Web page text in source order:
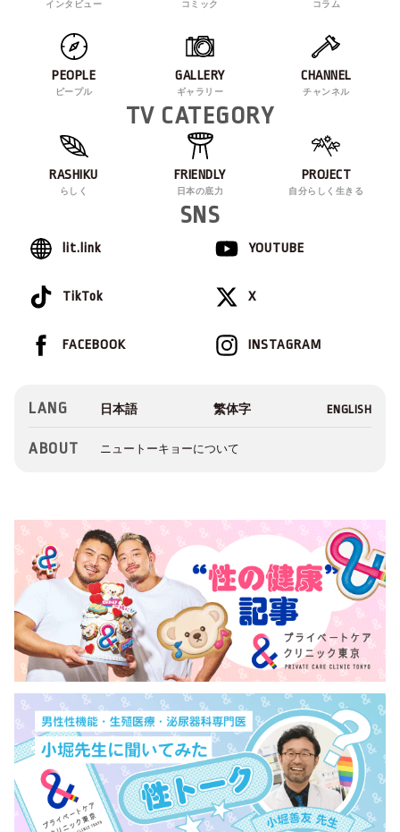
インタビュー コミック コラム
PEOPLE
ピープル
GALLERY
ギャラリー
CHANNEL
チャンネル
TV CATEGORY
RASHIKU
らしく
FRIENDLY
日本の底力
PROJECT
自分らしく生きる
SNS
lit.link YOUTUBE
TikTok X
INSTAGRAM
FACEBOOK
LANG
ABOUT ニュートーキョーについて